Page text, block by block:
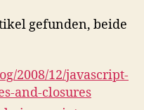
gefunden, beide
2008/12/javascript-
and-closures